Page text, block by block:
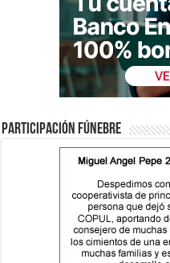
Participación fúnebre